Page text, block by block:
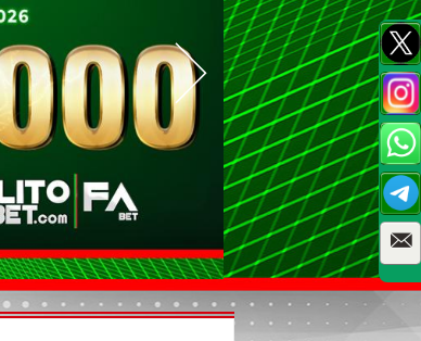
Como Jugar Bingo
Preguntas Frecuentes
Reglas Generales